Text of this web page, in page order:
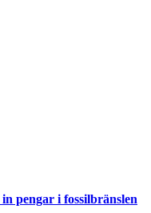
pengar i fossilbränslen